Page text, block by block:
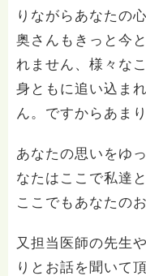
りながらあなたの
奥さんもきっと今
れません、様々な
身ともに追い込ま
ん。ですからあま
あなたの思いをゆ
なたはここで私達
ここでもあなたの
又担当医師の先生
りとお話を聞いて